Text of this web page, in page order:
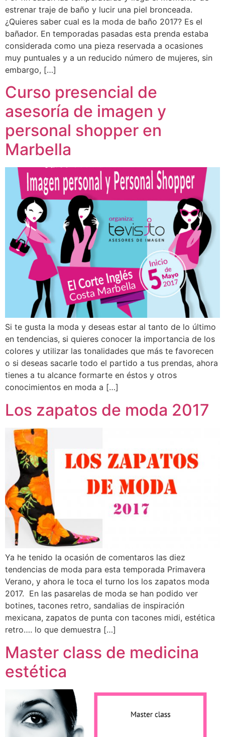
estrenar traje de baño y lucir una piel bronceada.
¿Quieres saber cual es la moda de baño 2017? Es el
bañador. En temporadas pasadas esta prenda estaba
considerada como una pieza reservada a ocasiones
muy puntuales y a un reducido número de mujeres, sin
embargo, […]
Curso presencial de
asesoría de imagen y
personal shopper en
Marbella
Si te gusta la moda y deseas estar al tanto de lo último
en tendencias, si quieres conocer la importancia de los
colores y utilizar las tonalidades que más te favorecen
o si deseas sacarle todo el partido a tus prendas, ahora
tienes a tu alcance formarte en éstos y otros
conocimientos en moda a […]
Los zapatos de moda 2017
Ya he tenido la ocasión de comentaros las diez
tendencias de moda para esta temporada Primavera
Verano, y ahora le toca el turno los los zapatos moda
2017. En las pasarelas de moda se han podido ver
botines, tacones retro, sandalias de inspiración
mexicana, zapatos de punta con tacones midi, estética
retro…. lo que demuestra […]
Master class de medicina
estética